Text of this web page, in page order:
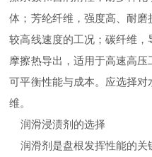
体；芳纶纤维，强度高、耐
较高线速度的工况；碳纤维
摩擦热导出，适用于高速高压
可平衡性能与成本。应选择
维。
润滑浸渍剂的选择
润滑剂是盘根发挥性能的关